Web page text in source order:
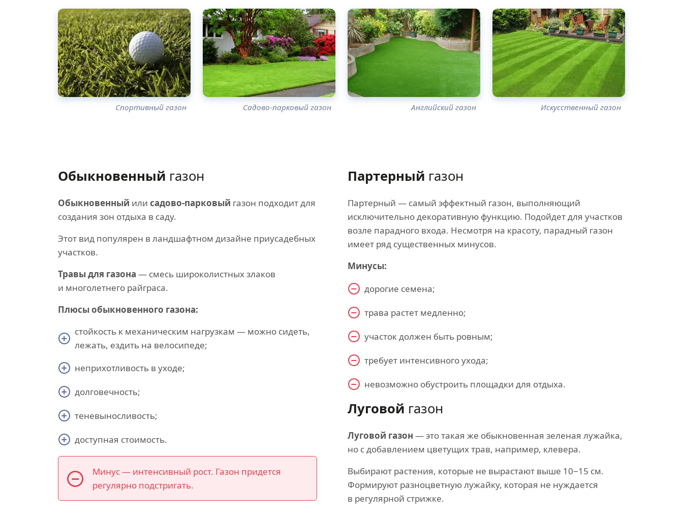
Спортивный газон Садово-парковый газон Английский газон Искусственный газон
Обыкновенный газон
Обыкновенный или садово-парковый газон подходит для
создания зон отдыха в саду.
Этот вид популярен в ландшафтном дизайне приусадебных
участков.
Травы для газона — смесь широколистных злаков
и многолетнего райграса.
Плюсы обыкновенного газона:
стойкость к механическим нагрузкам — можно сидеть,
лежать, ездить на велосипеде;
неприхотливость в уходе;
долговечность;
теневыносливость;
доступная стоимость.
Минус — интенсивный рост. Газон придется
регулярно подстригать.
Партерный газон
Партерный — самый эффектный газон, выполняющий
исключительно декоративную функцию. Подойдет для участков
возле парадного входа. Несмотря на красоту, парадный газон
имеет ряд существенных минусов.
Минусы:
дорогие семена;
трава растет медленно;
участок должен быть ровным;
требует интенсивного ухода;
невозможно обустроить площадки для отдыха.
Луговой газон
Луговой газон — это такая же обыкновенная зеленая лужайка,
но с добавлением цветущих трав, например, клевера.
Выбирают растения, которые не вырастают выше 10−15 см.
Формируют разноцветную лужайку, которая не нуждается
в регулярной стрижке.